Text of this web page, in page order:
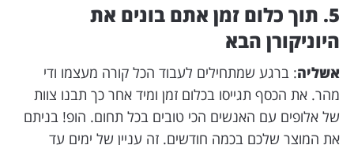
5. תוך כלום זמן אתם בונים את
היוניקורן הבא
אשליה: ברגע שמתחילים לעבוד הכל קורה מעצמו ודי
מהר. את הכסף תגייסו בכלום זמן ומיד אחר כך תבנו צוות
של אלופים עם האנשים הכי טובים בכל תחום. הופ! בניתם
את המוצר שלכם בכמה חודשים. זה עניין של ימים עד